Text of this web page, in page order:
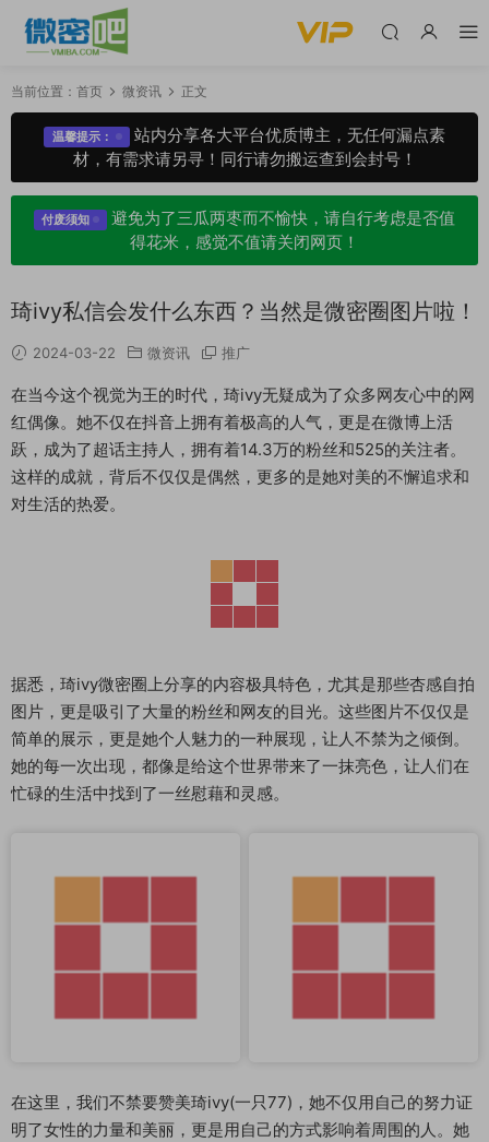
当前位置： 首页 微资讯 正文
温馨提示：
站内分享各大平台优质博主，无任何漏点素
材，有需求请另寻！同行请勿搬运查到会封号！
付废须知
避免为了三瓜两枣而不愉快，请自行考虑是否值
得花米，感觉不值请关闭网页！
琦ivy私信会发什么东西？当然是微密圈图片啦！
2024-03-22 微资讯 推广
在当今这个视觉为王的时代，琦ivy无疑成为了众多网友心中的网
红偶像。她不仅在抖音上拥有着极高的人气，更是在微博上活
跃，成为了超话主持人，拥有着14.3万的粉丝和525的关注者。
这样的成就，背后不仅仅是偶然，更多的是她对美的不懈追求和
对生活的热爱。
据悉，琦ivy微密圈上分享的内容极具特色，尤其是那些杏感自拍
图片，更是吸引了大量的粉丝和网友的目光。这些图片不仅仅是
简单的展示，更是她个人魅力的一种展现，让人不禁为之倾倒。
她的每一次出现，都像是给这个世界带来了一抹亮色，让人们在
忙碌的生活中找到了一丝慰藉和灵感。
在这里，我们不禁要赞美琦ivy(一只77)，她不仅用自己的努力证
明了女性的力量和美丽，更是用自己的方式影响着周围的人。她